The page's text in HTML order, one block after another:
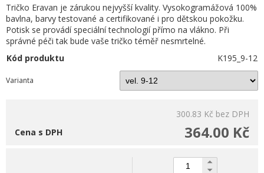
Tričko Eravan je zárukou nejvyšší kvality. Vysokogramážová 100%
bavlna, barvy testované a certifikované i pro dětskou pokožku.
Potisk se provádí speciální technologií přímo na vlákno. Při
správné péči tak bude vaše tričko téměř nesmrtelné.
Kód produktu
K195_9-12
Varianta
300.83 Kč bez DPH
364.00 Kč
Cena s DPH